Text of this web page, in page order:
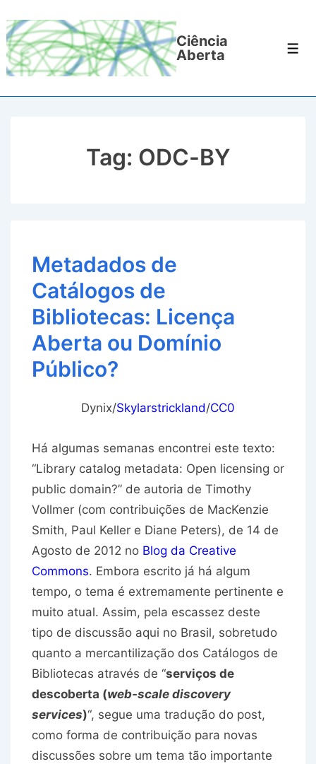
para
Ciência
Aberta
Tag: ODC-BY
Metadados de
Catálogos de
Bibliotecas: Licença
Aberta ou Domínio
Público?
Dynix/Skylarstrickland/CC0
Há algumas semanas encontrei este texto:
“Library catalog metadata: Open licensing or
public domain?” de autoria de Timothy
Vollmer (com contribuições de MacKenzie
Smith, Paul Keller e Diane Peters), de 14 de
Agosto de 2012 no Blog da Creative
Commons. Embora escrito já há algum
tempo, o tema é extremamente pertinente e
muito atual. Assim, pela escassez deste
tipo de discussão aqui no Brasil, sobretudo
quanto a mercantilização dos Catálogos de
Bibliotecas através de “serviços de
descoberta (web-scale discovery
services)“, segue uma tradução do post,
como forma de contribuição para novas
discussões sobre um tema tão importante